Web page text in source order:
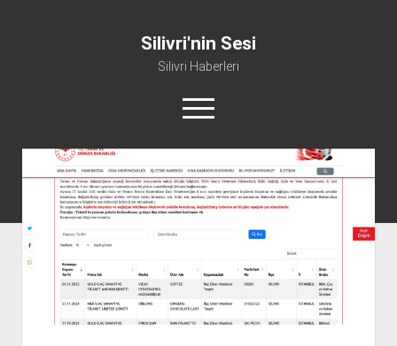
Silivri'nin Sesi
Silivri Haberleri
m
e
ü
y
ü
a
ç
Manifesto
Gündem
Spor
Künye ve İletişim